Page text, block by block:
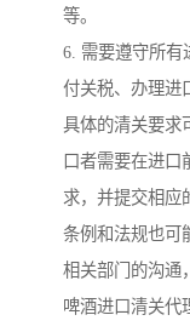
等。
6. 需要遵守所有
付关税、办理进
具体的清关要求
口者需要在进口
求，并提交相应
条例和法规也可
相关部门的沟通
啤酒进口清关代